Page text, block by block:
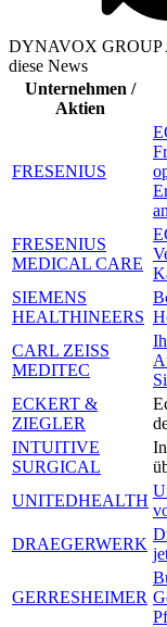
DYNAVOX GROUP
diese News
Unternehmen /
Aktien
FRESENIUS
an
FRESENIUS
MEDICAL CARE
SIEMENS
HEALTHINEERS
CARL ZEISS
MEDITEC
ECKERT &
ZIEGLER
INTUITIVE
SURGICAL
UNITEDHEALTH
DRAEGERWERK
GERRESHEIMER